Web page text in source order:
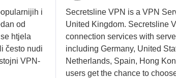
i
od
htjela
često nudi
VPN-
Secretsline VPN is a VPN
United Kingdom. Secretsline
connection services with
including Germany, United
Netherlands, Spain, Hong
users get the chance to